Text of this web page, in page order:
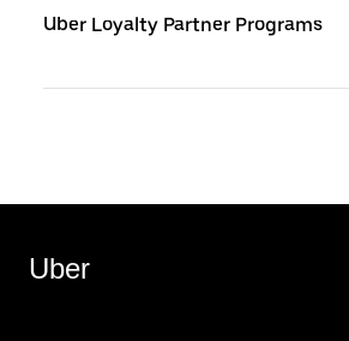
Uber Loyalty Partner Programs
Uber